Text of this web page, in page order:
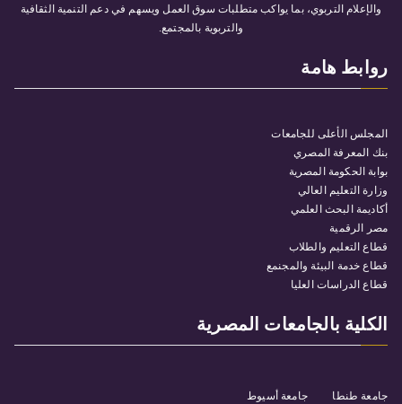
والإعلام التربوي، بما يواكب متطلبات سوق العمل ويسهم في دعم التنمية الثقافية
والتربوية بالمجتمع.
روابط هامة
المجلس الأعلى للجامعات
بنك المعرفة المصري
بوابة الحكومة المصرية
وزارة التعليم العالي
أكاديمة البحث العلمي
مصر الرقمية
قطاع التعليم والطلاب
قطاع خدمة البيئة والمجنمع
قطاع الدراسات العليا
الكلية بالجامعات المصرية
جامعة طنطا جامعة أسيوط